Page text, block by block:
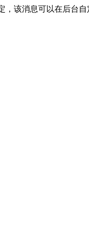
，该消息可以在后台自